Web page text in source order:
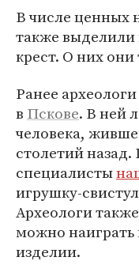
В числе ценных
также
крест. О них они
Ранее археологи
в Пскове. В ней
человека,
столетий
специалисты
игрушку-
Археологи
можно
изделии.